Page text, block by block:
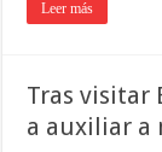
Leer más
Tras visitar
a auxiliar a